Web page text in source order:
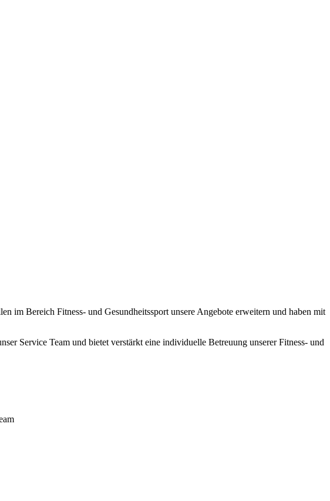
im Bereich Fitness- und Gesundheitssport unsere Angebote erweitern und haben mit
Service Team und bietet verstärkt eine individuelle Betreuung unserer Fitness- und